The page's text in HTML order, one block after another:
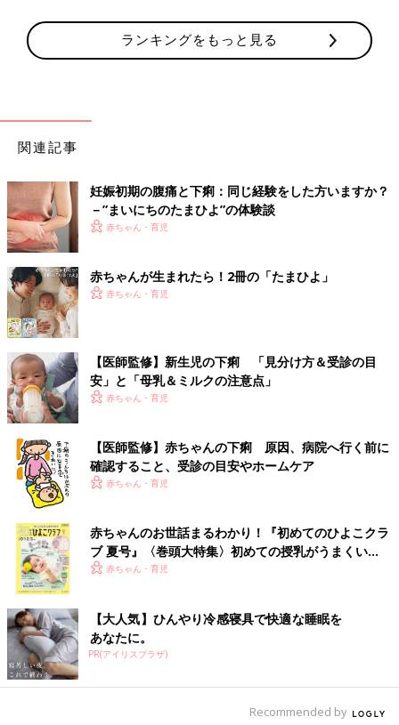
ランキングをもっと見る
関連記事
妊娠初期の腹痛と下痢：同じ経験をした方いますか？
－”まいにちのたまひよ”の体験談
赤ちゃん・育児
赤ちゃんが生まれたら！2冊の「たまひよ」
赤ちゃん・育児
【医師監修】新生児の下痢 「見分け方＆受診の目
安」と「母乳＆ミルクの注意点」
赤ちゃん・育児
【医師監修】赤ちゃんの下痢 原因、病院へ行く前に
確認すること、受診の目安やホームケア
赤ちゃん・育児
赤ちゃんのお世話まるわかり！『初めてのひよこクラ
ブ 夏号』〈巻頭大特集〉初めての授乳がうまくい
く！ おっぱい・ミルクの基本と夏のトラブル 解決テ
赤ちゃん・育児
【大人気】ひんやり冷感寝具で快適な睡眠を
あなたに。
PR(アイリスプラザ)
Recommended by